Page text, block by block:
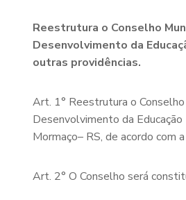
Reestrutura o Conselho
Desenvolvimento da
outras providências.
Art. 1° Reestrutura o
Desenvolvimento da
Mormaço– RS, de acordo
Art. 2° O Conselho será